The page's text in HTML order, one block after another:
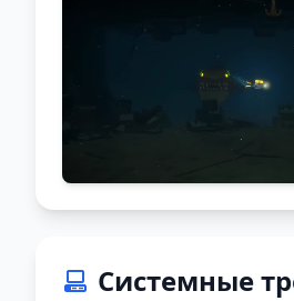
Системные